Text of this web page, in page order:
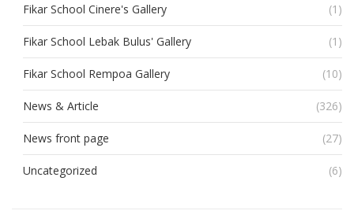
Fikar School Cinere's Gallery (1)
Fikar School Lebak Bulus' Gallery (1)
Fikar School Rempoa Gallery (10)
News & Article (326)
News front page (27)
Uncategorized (6)